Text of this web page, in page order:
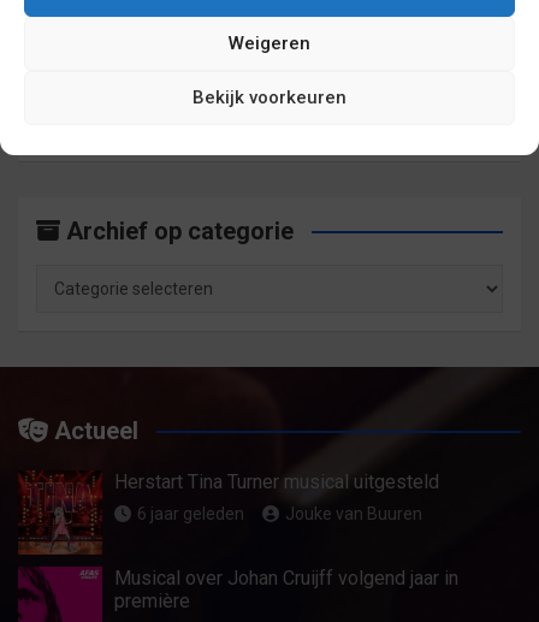
Weigeren
Bekijk voorkeuren
Archief op maand
Archief op categorie
categorie
Actueel
Herstart Tina Turner musical uitgesteld
6 jaar geleden Jouke van Buuren
Musical over Johan Cruijff volgend jaar in
première